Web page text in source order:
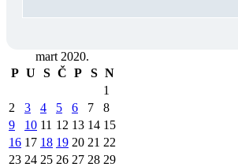
mart 2020.
P U S Č P S N
1
2
3 4 5 6 7
8
9
10 11 12 13 14 15
16 17 18 19 20 21 22
23 24 25 26 27 28 29